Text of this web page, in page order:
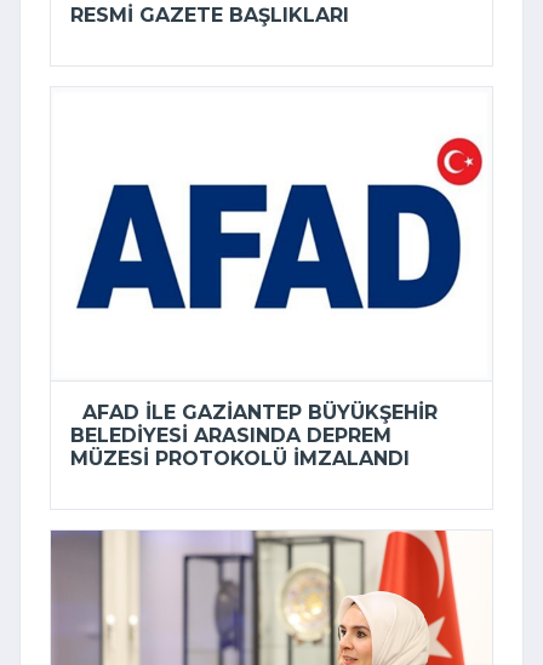
RESMI GAZETE BAŞLIKLARI
AFAD ILE GAZIANTEP BÜYÜKŞEHIR
BELEDIYESI ARASINDA DEPREM
MÜZESI PROTOKOLÜ IMZALANDI